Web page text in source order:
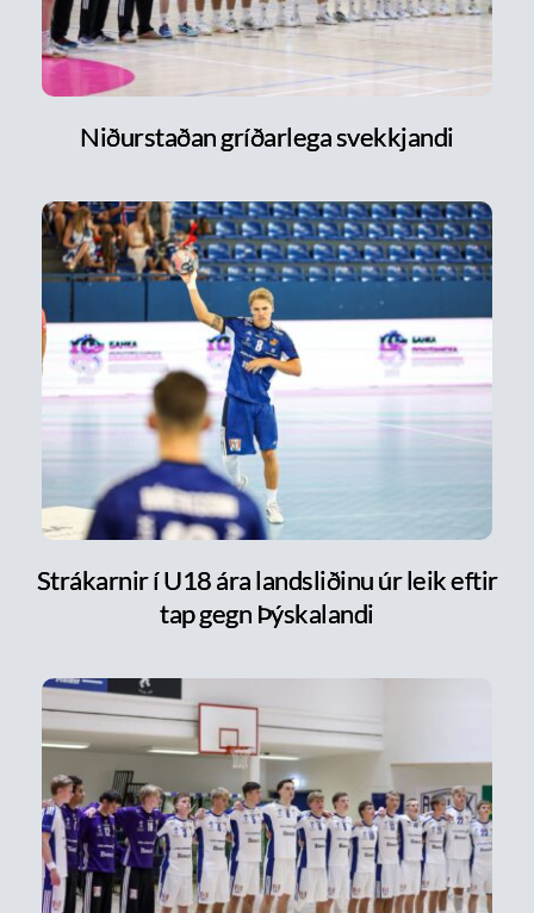
Niðurstaðan gríðarlega svekkjandi
Strákarnir í U18 ára landsliðinu úr leik eftir
tap gegn Þýskalandi